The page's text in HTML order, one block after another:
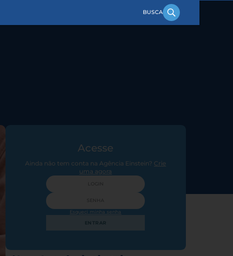
Acesse
Ainda não tem conta na Agência Einstein? Crie
uma agora
Esqueci minha senha
ENTRAR